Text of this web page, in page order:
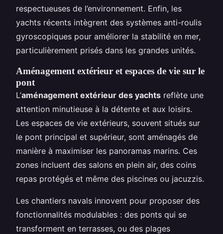
respectueuses de l’environnement. Enfin, les
yachts récents intègrent des systèmes anti-roulis
gyroscopiques pour améliorer la stabilité en mer,
particulièrement prisés dans les grandes unités.
Aménagement extérieur et espaces de vie sur le
pont
L’aménagement extérieur des yachts reflète une
attention minutieuse à la détente et aux loisirs.
Les espaces de vie extérieurs, souvent situés sur
le pont principal et supérieur, sont aménagés de
manière à maximiser les panoramas marins. Ces
zones incluent des salons en plein air, des coins
repas protégés et même des piscines ou jacuzzis.
Les chantiers navals innovent pour proposer des
fonctionnalités modulables : des ponts qui se
transforment en terrasses, ou des plages